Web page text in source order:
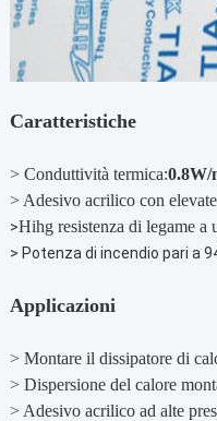
Caratteristiche
> Conduttività termica:0.8W/
> Adesivo acrilico con
>Hihg resistenza di legame a
> Potenza di incendio pari a
Applicazioni
> Montare il dissipatore di
> Dispersione del calore
> Adesivo acrilico ad alte